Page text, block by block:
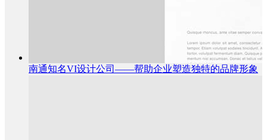
南通知名VI设计公司——帮助企业塑造独特的品牌形象